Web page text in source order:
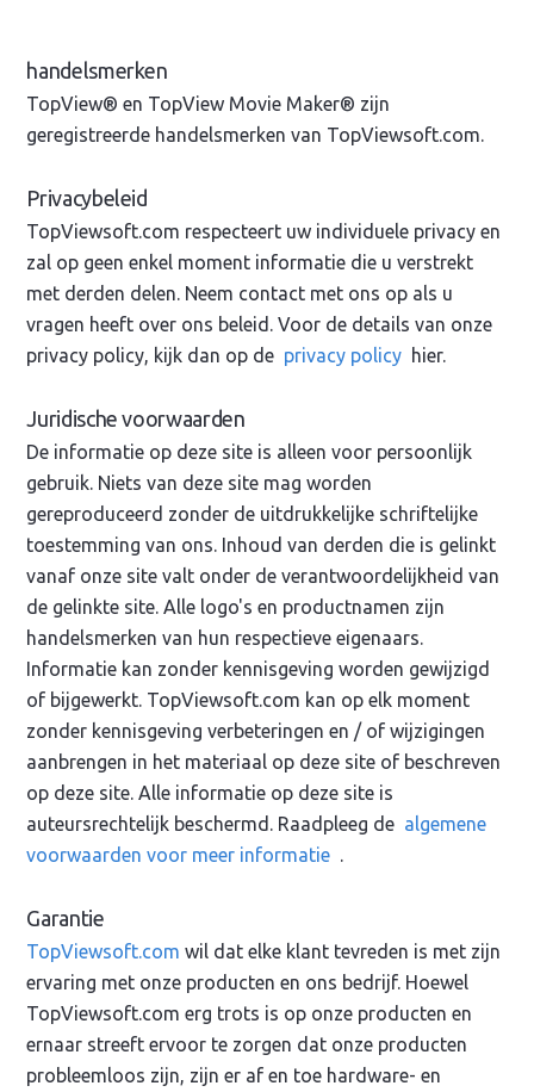
handelsmerken
TopView® en TopView Movie Maker® zijn
geregistreerde handelsmerken van TopViewsoft.com.
Privacybeleid
TopViewsoft.com respecteert uw individuele privacy en
zal op geen enkel moment informatie die u verstrekt
met derden delen. Neem contact met ons op als u
vragen heeft over ons beleid. Voor de details van onze
privacy policy, kijk dan op de privacy policy hier.
Juridische voorwaarden
De informatie op deze site is alleen voor persoonlijk
gebruik. Niets van deze site mag worden
gereproduceerd zonder de uitdrukkelijke schriftelijke
toestemming van ons. Inhoud van derden die is gelinkt
vanaf onze site valt onder de verantwoordelijkheid van
de gelinkte site. Alle logo's en productnamen zijn
handelsmerken van hun respectieve eigenaars.
Informatie kan zonder kennisgeving worden gewijzigd
of bijgewerkt. TopViewsoft.com kan op elk moment
zonder kennisgeving verbeteringen en / of wijzigingen
aanbrengen in het materiaal op deze site of beschreven
op deze site. Alle informatie op deze site is
auteursrechtelijk beschermd. Raadpleeg de algemene
voorwaarden voor meer informatie .
Garantie
TopViewsoft.com wil dat elke klant tevreden is met zijn
ervaring met onze producten en ons bedrijf. Hoewel
TopViewsoft.com erg trots is op onze producten en
ernaar streeft ervoor te zorgen dat onze producten
probleemloos zijn, zijn er af en toe hardware- en